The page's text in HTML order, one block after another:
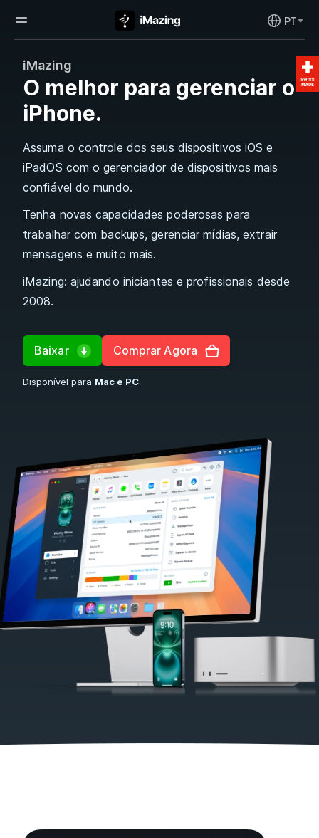
PT
iMazing
O melhor para gerenciar o
iPhone.
Assuma o controle dos seus dispositivos iOS e
iPadOS com o gerenciador de dispositivos mais
confiável do mundo.
Tenha novas capacidades poderosas para
trabalhar com backups, gerenciar mídias, extrair
mensagens e muito mais.
iMazing: ajudando iniciantes e profissionais desde
2008.
Baixar Comprar Agora
Disponível para Mac e PC